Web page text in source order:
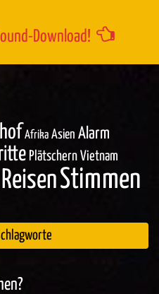
Download!
Afrika Asien Alarm
Plätschern Vietnam
ReisenStimmen